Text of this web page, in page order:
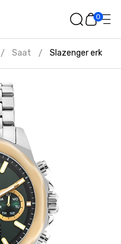
0
/ Saat / Slazenger erkek